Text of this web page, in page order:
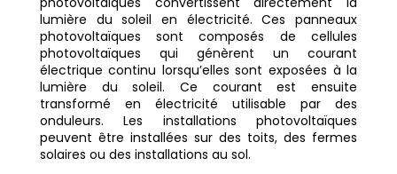
lumière du soleil en électricité. Ces panneaux
photovoltaïques sont composés de cellules
photovoltaïques qui génèrent un courant
électrique continu lorsqu’elles sont exposées à la
lumière du soleil. Ce courant est ensuite
transformé en électricité utilisable par des
onduleurs. Les installations photovoltaïques
peuvent être installées sur des toits, des fermes
solaires ou des installations au sol.